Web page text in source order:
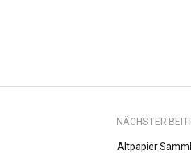
NÄCHSTER
Altpapier